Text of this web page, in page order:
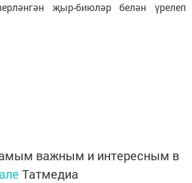
җыр-биюләр белән үрелеп
важным и интересным в
Татмедиа